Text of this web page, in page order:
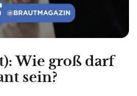
Wie groß darf
sein?